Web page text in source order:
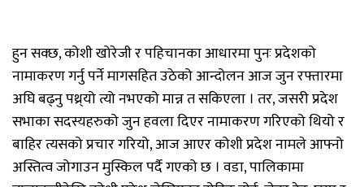
हुन सक्छ, कोशी खोरेजी र पहिचानका आधारमा पुनः प्रदेशको
नामाकरण गर्नु पर्ने मागसहित उठेको आन्दोलन आज जुन रफ्तारमा
अघि बढ्नु पथ्र्यो त्यो नभएको मान्न त सकिएला । तर, जसरी प्रदेश
सभाका सदस्यहरुको जुन हवला दिएर नामाकरण गरिएको थियो र
बाहिर त्यसको प्रचार गरियो, आज आएर कोशी प्रदेश नामले आफ्नो
अस्तित्व जोगाउन मुस्किल पर्दै गएको छ । वडा, पालिकामा